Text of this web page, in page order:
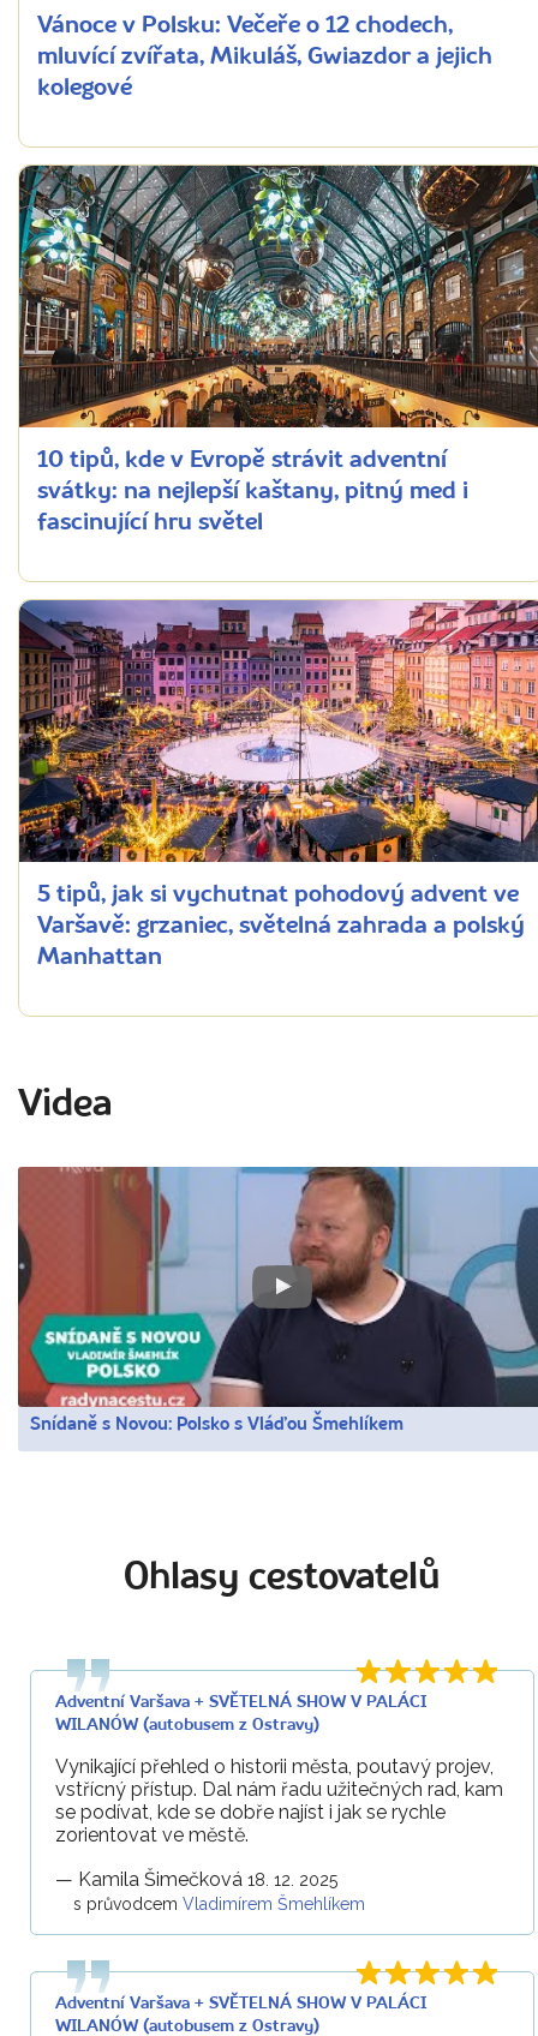
Vánoce v Polsku: Večeře o 12 chodech,
mluvící zvířata, Mikuláš, Gwiazdor a jejich
kolegové
10 tipů, kde v Evropě strávit adventní
svátky: na nejlepší kaštany, pitný med i
fascinující hru světel
5 tipů, jak si vychutnat pohodový advent ve
Varšavě: grzaniec, světelná zahrada a polský
Manhattan
Videa
Snídaně s Novou: Polsko s Vláďou Šmehlíkem
Ohlasy cestovatelů
Adventní Varšava + SVĚTELNÁ SHOW V PALÁCI
WILANÓW (autobusem z Ostravy)
Vynikající přehled o historii města, poutavý projev,
vstřícný přístup. Dal nám řadu užitečných rad, kam
se podívat, kde se dobře najíst i jak se rychle
zorientovat ve městě.
— Kamila Šimečková 18. 12. 2025
s průvodcem Vladimírem Šmehlíkem
Adventní Varšava + SVĚTELNÁ SHOW V PALÁCI
WILANÓW (autobusem z Ostravy)